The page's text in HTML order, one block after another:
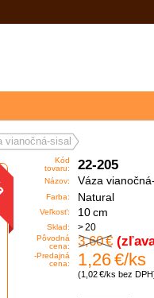
vianočná-sisal
Kód
tovaru:
22-205
Názov: Váza
Farba: Natural
Veľkosť: 10 cm
Sklad: > 20
Pôvodná
cena:
3,60 €
-Predajná
cena:
1,26 €/ks
(1,02 €/ks bez